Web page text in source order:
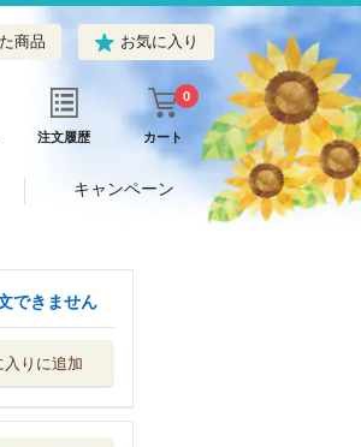
商品 お気に入り
注文履歴 カート
0
キャンペーン
できません
りに追加
物語 １
社